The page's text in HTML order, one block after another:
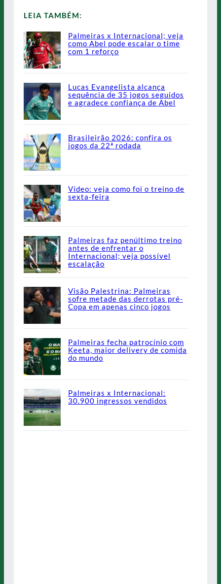
LEIA TAMBÉM:
Palmeiras x Internacional; veja
como Abel pode escalar o time
com 1 reforço
Lucas Evangelista alcança
sequência de 35 jogos seguidos
e agradece confiança de Abel
Brasileirão 2026: confira os
jogos da 22ª rodada
Vídeo: veja como foi o treino de
sexta-feira
Palmeiras faz penúltimo treino
antes de enfrentar o
Internacional; veja possível
escalação
Visão Palestrina: Palmeiras
sofre metade das derrotas pré-
Copa em apenas cinco jogos
Palmeiras fecha patrocínio com
Keeta, maior delivery de comida
do mundo
Palmeiras x Internacional:
30.900 ingressos vendidos